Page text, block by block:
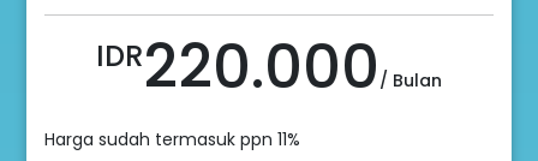
IDR220.000 / Bulan
Harga sudah termasuk ppn 11%